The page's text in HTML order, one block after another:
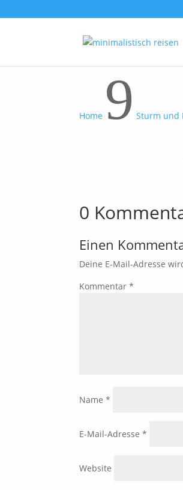
Home 9 Sturm und
0
Einen
Deine E-Mail-Adresse
Kommentar *
Name *
E-Mail-Adresse *
Website